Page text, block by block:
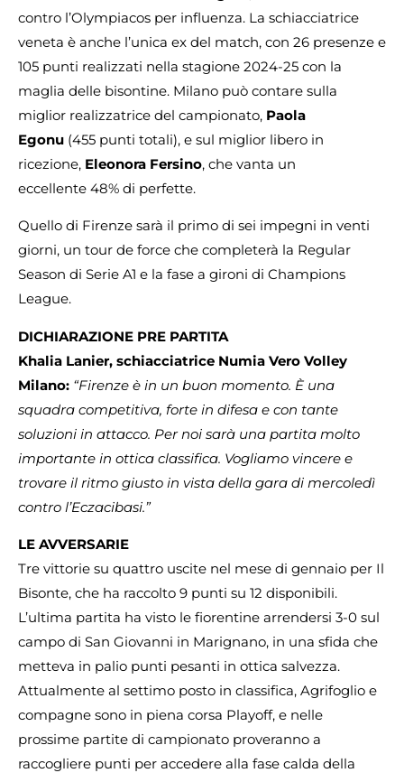
contro l’Olympiacos per influenza. La schiacciatrice
veneta è anche l’unica ex del match, con 26 presenze e
105 punti realizzati nella stagione 2024-25 con la
maglia delle bisontine. Milano può contare sulla
miglior realizzatrice del campionato, Paola
Egonu (455 punti totali), e sul miglior libero in
ricezione, Eleonora Fersino, che vanta un
eccellente 48% di perfette.
Quello di Firenze sarà il primo di sei impegni in venti
giorni, un tour de force che completerà la Regular
Season di Serie A1 e la fase a gironi di Champions
League.
DICHIARAZIONE PRE PARTITA
Khalia Lanier, schiacciatrice Numia Vero Volley
Milano: “Firenze è in un buon momento. È una
squadra competitiva, forte in difesa e con tante
soluzioni in attacco. Per noi sarà una partita molto
importante in ottica classifica. Vogliamo vincere e
trovare il ritmo giusto in vista della gara di mercoledì
contro l’Eczacibasi.”
LE AVVERSARIE
Tre vittorie su quattro uscite nel mese di gennaio per Il
Bisonte, che ha raccolto 9 punti su 12 disponibili.
L’ultima partita ha visto le fiorentine arrendersi 3-0 sul
campo di San Giovanni in Marignano, in una sfida che
metteva in palio punti pesanti in ottica salvezza.
Attualmente al settimo posto in classifica, Agrifoglio e
compagne sono in piena corsa Playoff, e nelle
prossime partite di campionato proveranno a
raccogliere punti per accedere alla fase calda della